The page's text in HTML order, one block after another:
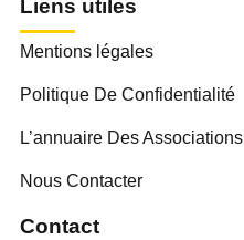
Liens utiles
Mentions légales
Politique De Confidentialité
L’annuaire Des Associations
Nous Contacter
Contact